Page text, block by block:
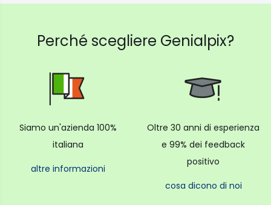
Perché scegliere Genialpix?
Siamo un'azienda 100%
italiana
altre informazioni
Oltre 30 anni di esperienza
e 99% dei feedback
positivo
cosa dicono di noi